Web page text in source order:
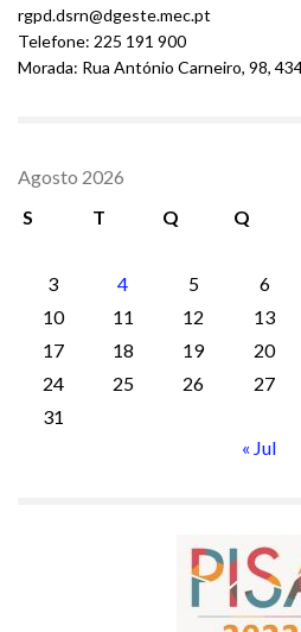
rgpd.dsrn@dgeste.mec.pt
Telefone: 225 191 900
Morada: Rua António Carneiro, 98,
Agosto 2026
S
T Q Q
3
4 5 6
10
11 12 13
17
18 19 20
24
25 26 27
31
« Jul